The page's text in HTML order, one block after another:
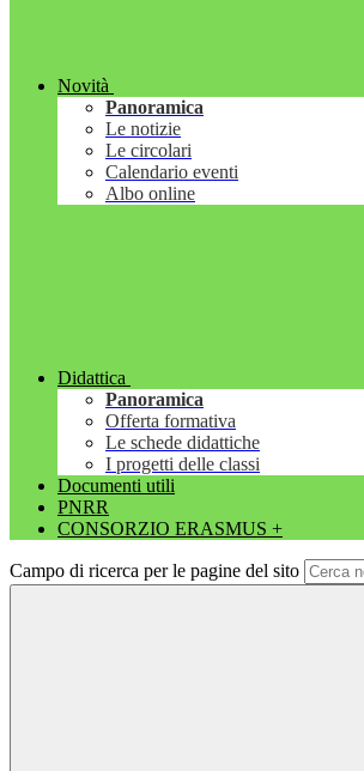
Novità
Panoramica
Le notizie
Le circolari
Calendario eventi
Albo online
Didattica
Panoramica
Offerta formativa
Le schede didattiche
I progetti delle classi
Documenti utili
PNRR
CONSORZIO ERASMUS +
Campo di ricerca per le pagine del sito